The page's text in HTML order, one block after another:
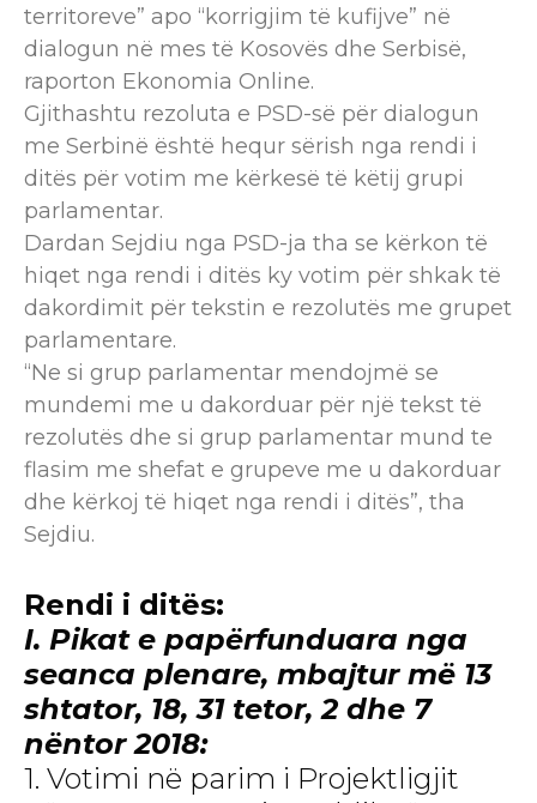
territoreve” apo “korrigjim të kufijve” në
dialogun në mes të Kosovës dhe Serbisë,
raporton Ekonomia Online.
Gjithashtu rezoluta e PSD-së për dialogun
me Serbinë është hequr sërish nga rendi i
ditës për votim me kërkesë të këtij grupi
parlamentar.
Dardan Sejdiu nga PSD-ja tha se kërkon të
hiqet nga rendi i ditës ky votim për shkak të
dakordimit për tekstin e rezolutës me grupet
parlamentare.
“Ne si grup parlamentar mendojmë se
mundemi me u dakorduar për një tekst të
rezolutës dhe si grup parlamentar mund te
flasim me shefat e grupeve me u dakorduar
dhe kërkoj të hiqet nga rendi i ditës”, tha
Sejdiu.
Rendi i ditës:
I. Pikat e papërfunduara nga
seanca plenare, mbajtur më 13
shtator, 18, 31 tetor, 2 dhe 7
nëntor 2018:
1. Votimi në parim i Projektligjit